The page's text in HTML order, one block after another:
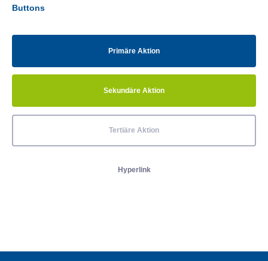
Buttons
Primäre Aktion
Sekundäre Aktion
Tertiäre Aktion
Hyperlink